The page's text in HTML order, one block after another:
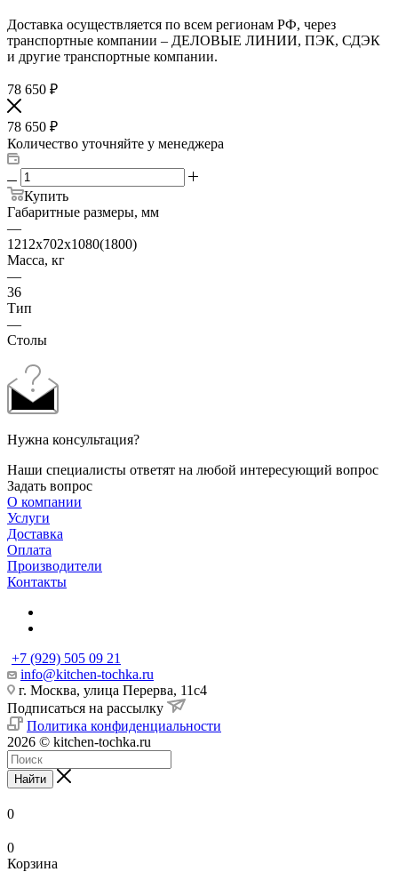
Доставка осуществляется по всем регионам РФ, через
транспортные компании – ДЕЛОВЫЕ ЛИНИИ, ПЭК, СДЭК
и другие транспортные компании.
78 650 ₽
78 650 ₽
Количество уточняйте у менеджера
Купить
Габаритные размеры, мм
—
1212х702х1080(1800)
Масса, кг
—
36
Тип
—
Столы
Нужна консультация?
Наши специалисты ответят на любой интересующий вопрос
Задать вопрос
О компании
Услуги
Доставка
Оплата
Производители
Контакты
+7 (929) 505 09 21
info@kitchen-tochka.ru
г. Москва, улица Перерва, 11с4
Подписаться на рассылку
Политика конфиденциальности
2026 © kitchen-tochka.ru
Найти
0
0
Корзина